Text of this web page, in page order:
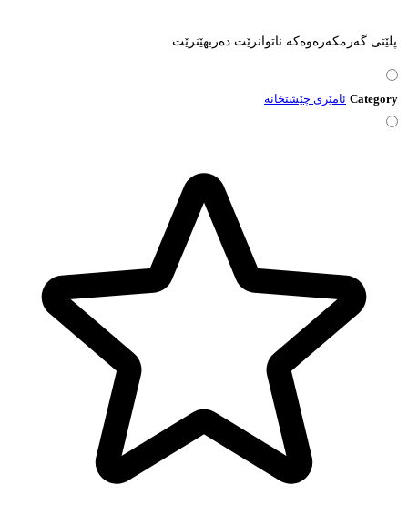
پلێتی گەرمکەرەوەکە ناتوانرێت دەربهێنرێت
Category ئامێری چێشتخانە